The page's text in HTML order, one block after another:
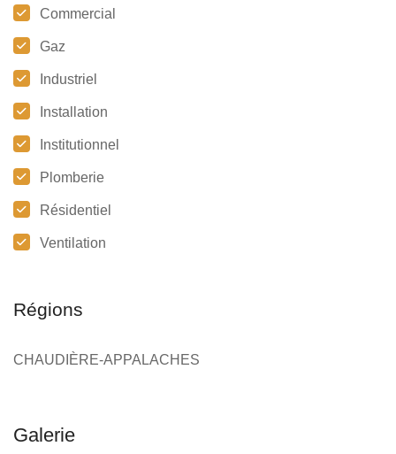
Commercial
Gaz
Industriel
Installation
Institutionnel
Plomberie
Résidentiel
Ventilation
Régions
CHAUDIÈRE-APPALACHES